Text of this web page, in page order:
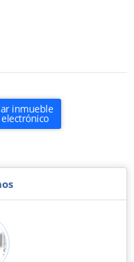
inmueble